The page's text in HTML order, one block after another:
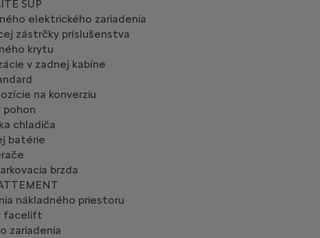
SUP
elektrického zariadenia
zástrčky príslušenstva
krytu
v zadnej kabíne
na konverziu
pohon
chladiča
batérie
brzda
nákladného priestoru
facelift
zariadenia